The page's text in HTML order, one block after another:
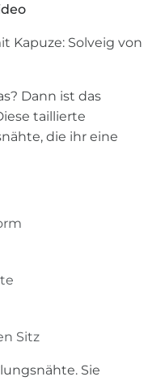
Kapuze: Solveig von
Dann ist das
taillierte
die ihr eine
Sitz
Sie